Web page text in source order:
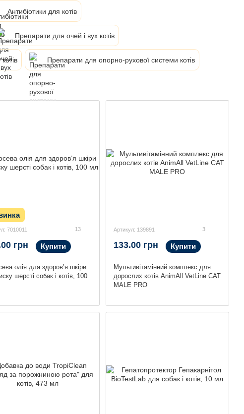
Антибіотики для котів
Препарати для очей і вух котів
Препарати для опорно-рухової системи котів
7010011 13
олія для здоров’я шкіри
шерсті собак і котів, 100
грн Купити
Артикул: 139891 3
Мультивітамінний комплекс для
дорослих котів AnimAll VetLine CAT
MALE PRO
133.00 грн Купити